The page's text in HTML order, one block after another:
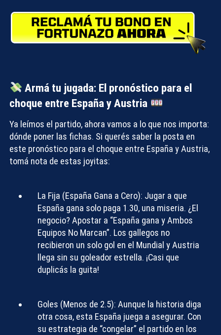
Armá tu jugada: El pronóstico para el
choque entre España y Austria
Ya leímos el partido, ahora vamos a lo que nos importa:
dónde poner las fichas. Si querés saber la posta en
este pronóstico para el choque entre España y Austria,
tomá nota de estas joyitas:
La Fija (España Gana a Cero): Jugar a que
España gana solo paga 1.30, una miseria. ¿El
negocio? Apostar a “España gana y Ambos
Equipos No Marcan”. Los gallegos no
recibieron un solo gol en el Mundial y Austria
llega sin su goleador estrella. ¡Casi que
duplicás la guita!
Goles (Menos de 2.5): Aunque la historia diga
otra cosa, esta España juega a asegurar. Con
su estrategia de “congelar” el partido en los